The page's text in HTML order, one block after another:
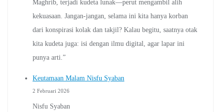
Maghrib, terjadi kudeta lunak—perut mengambil alih
kekuasaan. Jangan-jangan, selama ini kita hanya korban
dari konspirasi kolak dan takjil? Kalau begitu, saatnya otak
kita kudeta juga: isi dengan ilmu digital, agar lapar ini
punya arti.”
Keutamaan Malam Nisfu Syaban
2 Februari 2026
Nisfu Syaban